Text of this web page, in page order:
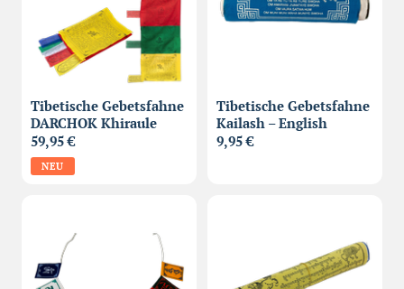
Tibetische Gebetsfahne
DARCHOK Khiraule
59,95 €
NEU
Tibetische Gebetsfahne
Kailash – English
9,95 €